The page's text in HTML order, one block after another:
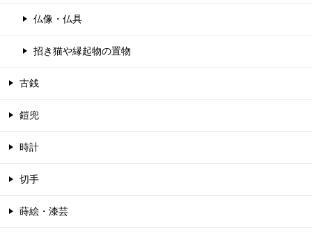
仏像・仏具
招き猫や縁起物の置物
古銭
鎧兜
時計
切手
蒔絵・漆芸